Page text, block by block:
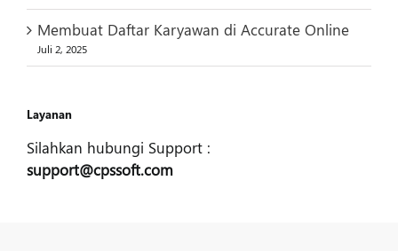
Membuat Daftar Karyawan di Accurate Online
Juli 2, 2025
Layanan
Silahkan hubungi Support :
support@cpssoft.com